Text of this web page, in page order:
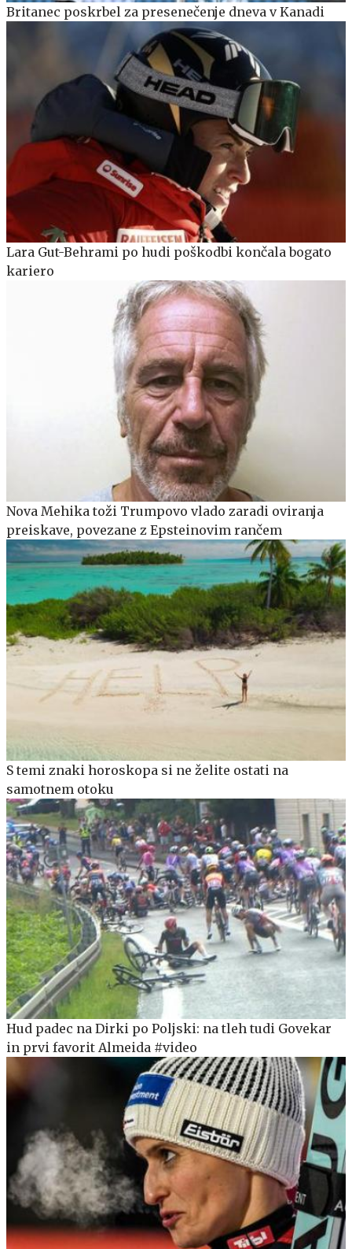
Britanec poskrbel za presenečenje dneva v Kanadi
Lara Gut-Behrami po hudi poškodbi končala bogato
kariero
Nova Mehika toži Trumpovo vlado zaradi oviranja
preiskave, povezane z Epsteinovim rančem
S temi znaki horoskopa si ne želite ostati na
samotnem otoku
Hud padec na Dirki po Poljski: na tleh tudi Govekar
in prvi favorit Almeida #video